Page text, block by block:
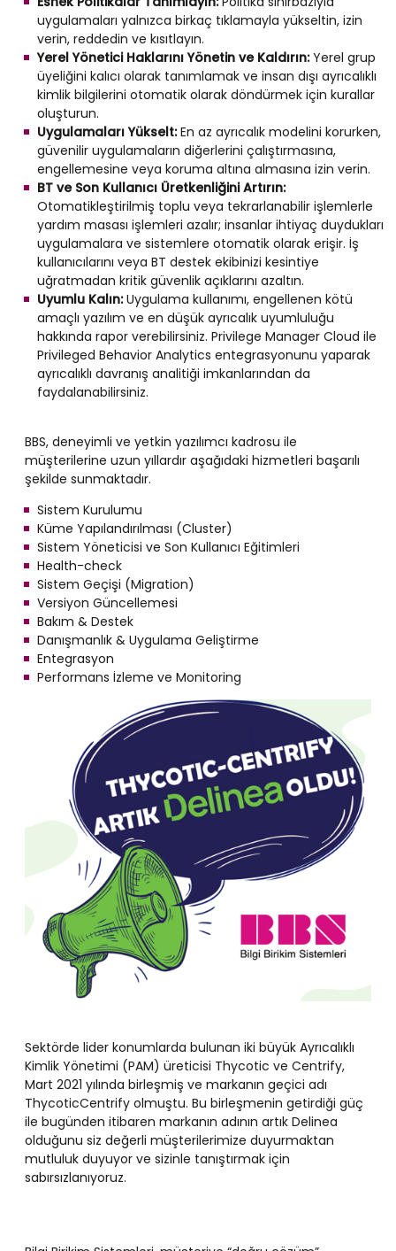
uygulamaları yalnızca birkaç tıklamayla yükseltin, izin
verin, reddedin ve kısıtlayın.
Yerel Yönetici Haklarını Yönetin ve Kaldırın:Yerel grup
üyeliğini kalıcı olarak tanımlamak ve insan dışı ayrıcalıklı
kimlik bilgilerini otomatik olarak döndürmek için kurallar
oluşturun.
Uygulamaları Yükselt:En az ayrıcalık modelini korurken,
güvenilir uygulamaların diğerlerini çalıştırmasına,
engellemesine veya koruma altına almasına izin verin.
BT ve Son Kullanıcı Üretkenliğini Artırın:
Otomatikleştirilmiş toplu veya tekrarlanabilir işlemlerle
yardım masası işlemleri azalır; insanlar ihtiyaç duydukları
uygulamalara ve sistemlere otomatik olarak erişir. İş
kullanıcılarını veya BT destek ekibinizi kesintiye
uğratmadan kritik güvenlik açıklarını azaltın.
Uyumlu Kalın:Uygulama kullanımı, engellenen kötü
amaçlı yazılım ve en düşük ayrıcalık uyumluluğu
hakkında rapor verebilirsiniz. Privilege Manager Cloud ile
Privileged Behavior Analytics entegrasyonunu yaparak
ayrıcalıklı davranış analitiği imkanlarından da
faydalanabilirsiniz.
BBS, deneyimli ve yetkin yazılımcı kadrosu ile
müşterilerine uzun yıllardır aşağıdaki hizmetleri başarılı
şekilde sunmaktadır.
Sistem Kurulumu
Küme Yapılandırılması (Cluster)
Sistem Yöneticisi ve Son Kullanıcı Eğitimleri
Health-check
Sistem Geçişi (Migration)
Versiyon Güncellemesi
Bakım & Destek
Danışmanlık & Uygulama Geliştirme
Entegrasyon
Performans İzleme ve Monitoring
Sektörde lider konumlarda bulunan iki büyük Ayrıcalıklı
Kimlik Yönetimi (PAM) üreticisi Thycotic ve Centrify,
Mart 2021 yılında birleşmiş ve markanın geçici adı
ThycoticCentrify olmuştu. Bu birleşmenin getirdiği güç
ile bugünden itibaren markanın adının artık Delinea
olduğunu siz değerli müşterilerimize duyurmaktan
mutluluk duyuyor ve sizinle tanıştırmak için
sabırsızlanıyoruz.